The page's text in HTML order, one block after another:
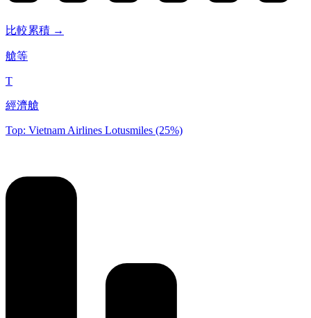
比較累積 →
艙等
T
經濟艙
Top: Vietnam Airlines Lotusmiles (25%)